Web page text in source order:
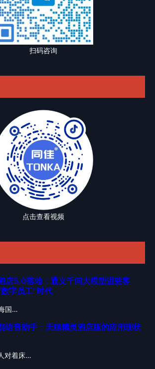
扫码咨询
点击查看视频
店5.0落地：通义千问大模型进驻客
字员工”时代
国…
语音助手：天猫精灵酒店版的应用现状
对着床…